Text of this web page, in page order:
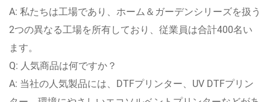
A: 私たちは工場であり、ホーム＆ガーデンシリーズを扱う
2つの異なる工場を所有しており、従業員は合計400名い
ます。
Q: 人気商品は何ですか？
A: 当社の人気製品には、DTFプリンター、UV DTFプリン